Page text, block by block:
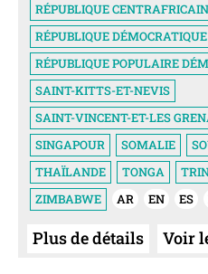
RÉPUBLIQUE
RÉPUBLIQUE
RÉPUBLIQUE POPULAIRE
SAINT-KITTS-ET-NEVIS
SAINT-VINCENT-ET-LES
SINGAPOUR
SOMALIE
THAÏLANDE
TONGA
ZIMBABWE
AR EN ES
Plus de détails Voir